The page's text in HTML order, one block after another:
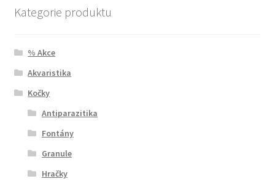
Kategorie produktu
% Akce
Akvaristika
Kočky
Antiparazitika
Fontány
Granule
Hračky